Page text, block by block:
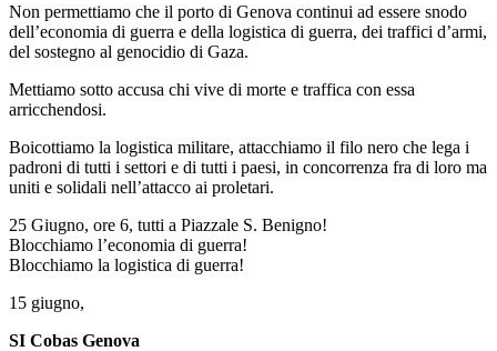
Non permettiamo che il porto di Genova continui ad essere snodo
dell’economia di guerra e della logistica di guerra, dei traffici d’armi,
del sostegno al genocidio di Gaza.
Mettiamo sotto accusa chi vive di morte e traffica con essa
arricchendosi.
Boicottiamo la logistica militare, attacchiamo il filo nero che lega i
padroni di tutti i settori e di tutti i paesi, in concorrenza fra di loro ma
uniti e solidali nell’attacco ai proletari.
25 Giugno, ore 6, tutti a Piazzale S. Benigno!
Blocchiamo l’economia di guerra!
Blocchiamo la logistica di guerra!
15 giugno,
SI Cobas Genova